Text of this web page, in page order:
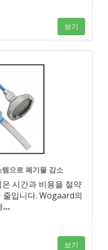
보기
으로 폐기물 감소
시간과 비용을 절약
입니다. Wogaard의
…
보기